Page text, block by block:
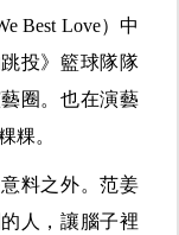
Best Love）中
投》籃球隊隊
圈。也在演藝
粿。
料之外。范姜
人，讓腦子裡